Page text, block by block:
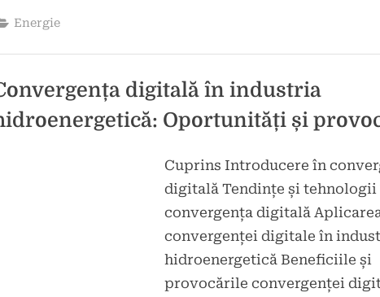
Energie
digitală în industria
Oportunități și
Cuprins Introducere în
digitală Tendințe și tehnologii
convergența digitală
convergenței digitale în
hidroenergetică Beneficiile și
provocările convergenței